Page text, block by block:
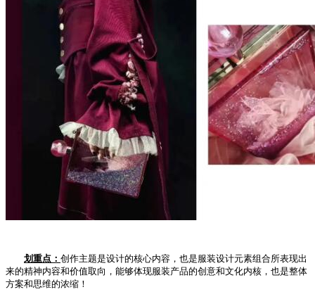
划重点： 创作主题是设计的核心内容，也是服装设计元素组合所表现出
来的精神内容和价值取向，能够体现服装产品的创意和文化内核，也是整体
方案和思维的浓缩！